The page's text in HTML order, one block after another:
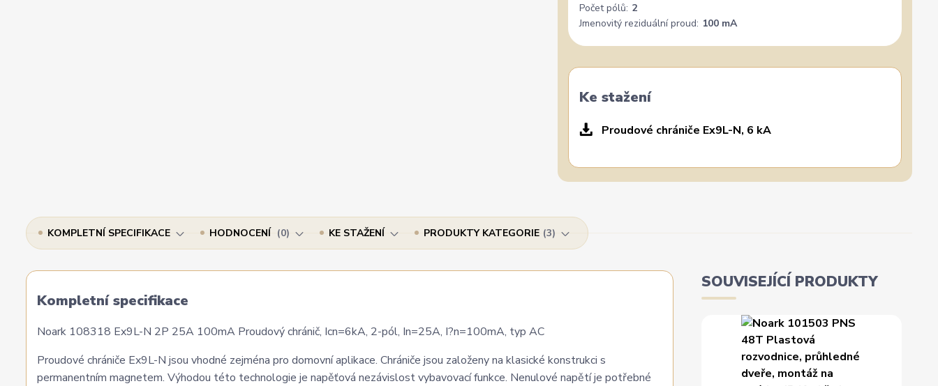
Počet pólů: 2
Jmenovitý reziduální proud: 100 mA
Ke stažení
Proudové chrániče Ex9L-N, 6 kA
KOMPLETNÍ SPECIFIKACE HODNOCENÍ 0 KE STAŽENÍ PRODUKTY KATEGORIE 3
Kompletní specifikace
Noark 108318 Ex9L-N 2P 25A 100mA Proudový chránič, Icn=6kA, 2-pól, In=25A, I?n=100mA, typ AC
Proudové chrániče Ex9L-N jsou vhodné zejména pro domovní aplikace. Chrániče jsou založeny na klasické konstrukci s
permanentním magnetem. Výhodou této technologie je napěťová nezávislost vybavovací funkce. Nenulové napětí je potřebné
SOUVISEJÍCÍ PRODUKTY